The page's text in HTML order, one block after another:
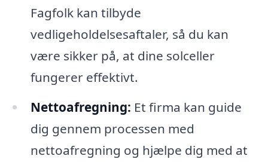
Fagfolk kan tilbyde
vedligeholdelsesaftaler, så du kan
være sikker på, at dine solceller
fungerer effektivt.
Nettoafregning: Et firma kan guide
dig gennem processen med
nettoafregning og hjælpe dig med at